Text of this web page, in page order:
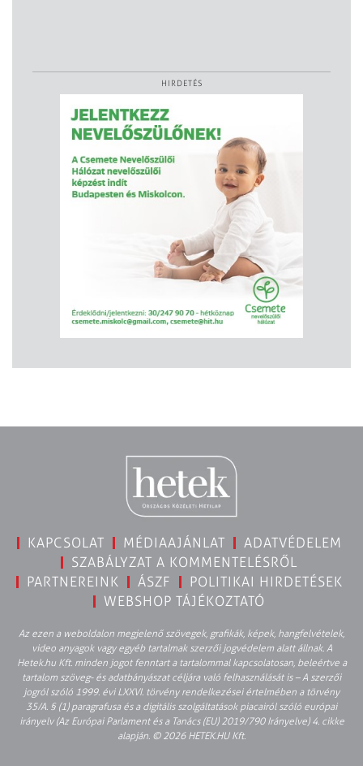
HIRDETÉS
KAPCSOLAT MÉDIAAJÁNLAT
ADATVÉDELEM
SZABÁLYZAT A KOMMENTELÉSRŐL
PARTNEREINK
ÁSZF
POLITIKAI HIRDETÉSEK
WEBSHOP TÁJÉKOZTATÓ
Az ezen a weboldalon megjelenő szövegek, grafikák, képek, hangfelvételek,
video anyagok vagy egyéb tartalmak szerzői jogvédelem alatt állnak. A
Hetek.hu Kft. minden jogot fenntart a tartalommal kapcsolatosan, beleértve a
tartalom szöveg- és adatbányászat céljára való felhasználását is – A szerzői
jogról szóló 1999. évi LXXVI. törvény rendelkezései értelmében a törvény
35/A. § (1) paragrafusa és a digitális szolgáltatások piacairól szóló európai
irányelv (Az Európai Parlament és a Tanács (EU) 2019/790 Irányelve) 4. cikke
alapján. © 2026 HETEK.HU Kft.